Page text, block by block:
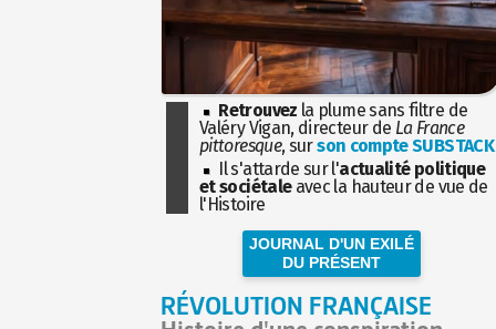
Retrouvez la plume sans filtre de
Valéry Vigan, directeur de La France
pittoresque, surson compte SUBSTACK
Il s'attarde sur l'actualité politique
et sociétaleavec la hauteur de vue de
l'Histoire
JOURNAL D'UN EXILÉ
DU PRÉSENT
RÉVOLUTION FRANÇAISE